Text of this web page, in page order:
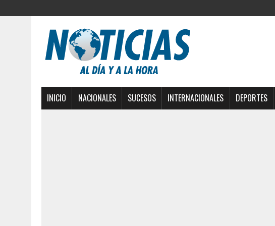
INICIO NACIONALES SUCESOS INTERNACIONALES DEPORTES